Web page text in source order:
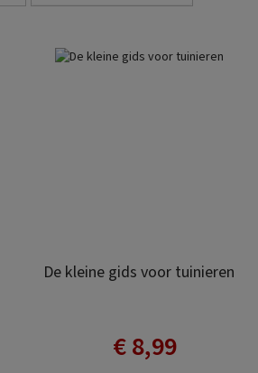
sorteren
De kleine gids voor tuinieren
€ 8,99